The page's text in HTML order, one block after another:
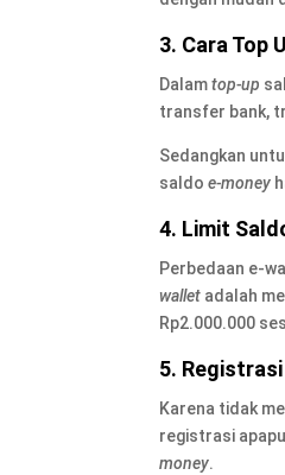
3. Cara Top
Dalamtop-up
transfer bank,
Sedangkan
saldoe-money
4. Limit
Perbedaan e-
wallet adalah
Rp2.000.000
5. Registrasi
Karena tidak
registrasi
money.